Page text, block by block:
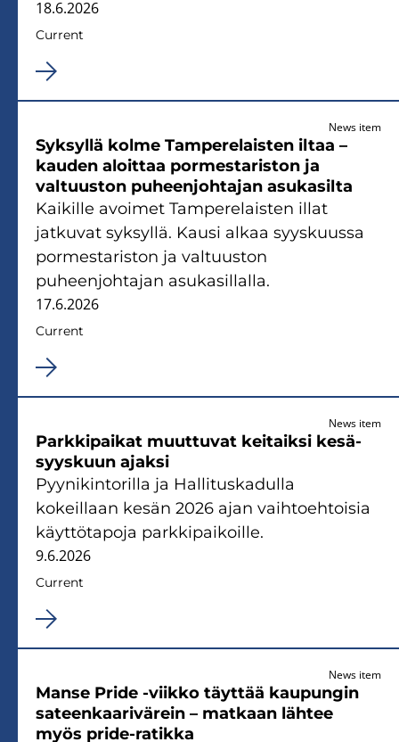
18.6.2026
Current
News item
Syksyllä kolme Tamperelaisten iltaa –
kauden aloittaa pormestariston ja
valtuuston puheenjohtajan asukasilta
Kaikille avoimet Tamperelaisten illat
jatkuvat syksyllä. Kausi alkaa syyskuussa
pormestariston ja valtuuston
puheenjohtajan asukasillalla.
17.6.2026
Current
News item
Parkkipaikat muuttuvat keitaiksi kesä-
syyskuun ajaksi
Pyynikintorilla ja Hallituskadulla
kokeillaan kesän 2026 ajan vaihtoehtoisia
käyttötapoja parkkipaikoille.
9.6.2026
Current
News item
Manse Pride -viikko täyttää kaupungin
sateenkaarivärein – matkaan lähtee
myös pride-ratikka